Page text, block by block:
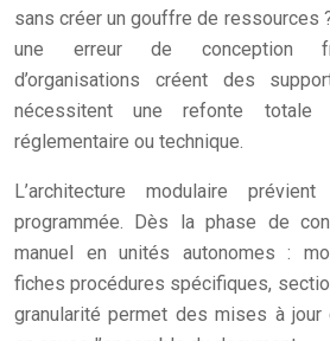
sans créer un gouffre de ressources
une erreur de conception
d’organisations créent des
nécessitent une refonte totale
réglementaire ou technique.
L’architecture modulaire
programmée. Dès la phase de
manuel en unités autonomes :
fiches procédures spécifiques,
granularité permet des mises à